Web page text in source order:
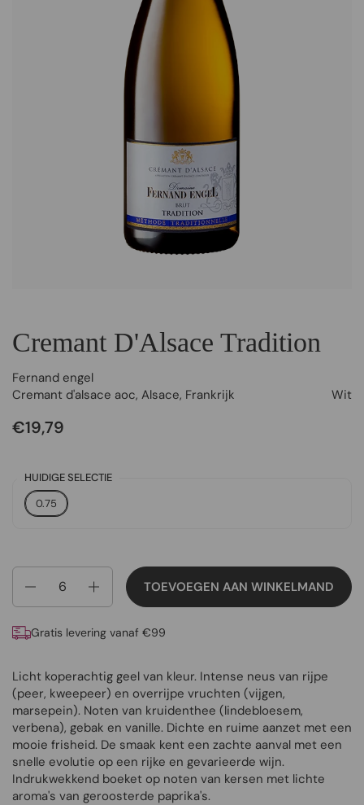
Cremant D'Alsace Tradition
Fernand engel
Cremant d'alsace aoc, Alsace, Frankrijk Wit
€19,79
HUIDIGE SELECTIE
0.75
Aantal
TOEVOEGEN AAN WINKELMAND
Gratis levering vanaf €99
Licht koperachtig geel van kleur. Intense neus van rijpe
(peer, kweepeer) en overrijpe vruchten (vijgen,
marsepein). Noten van kruidenthee (lindebloesem,
verbena), gebak en vanille. Dichte en ruime aanzet met een
mooie frisheid. De smaak kent een zachte aanval met een
snelle evolutie op een rijke en gevarieerde wijn.
Indrukwekkend boeket op noten van kersen met lichte
aroma's van geroosterde paprika's.